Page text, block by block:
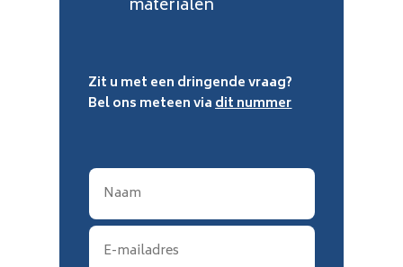
materialen
Zit u met een dringende vraag?
Bel ons meteen viadit nummer